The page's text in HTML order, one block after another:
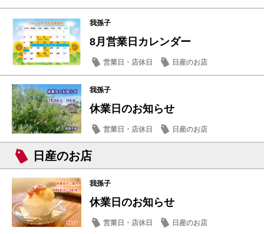
我孫子
8月営業日カレンダー
営業日・店休日 日産のお店
我孫子
休業日のお知らせ
営業日・店休日 日産のお店
日産のお店
我孫子
休業日のお知らせ
営業日・店休日 日産のお店